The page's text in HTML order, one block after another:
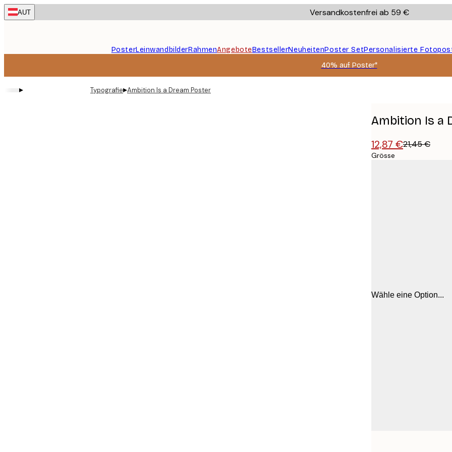
Skip
to
AUT Versandkostenfrei ab 59 €
PosterLeinwandbilderRahmenAngeboteBestsellerNeuheitenPoster SetPersonalisierte
40% auf Poster*
▸ Typografie▸Ambition Is a Dream Poster
Ambition Is a
12,87 €21,45 €
Grösse
Wähle eine Option...